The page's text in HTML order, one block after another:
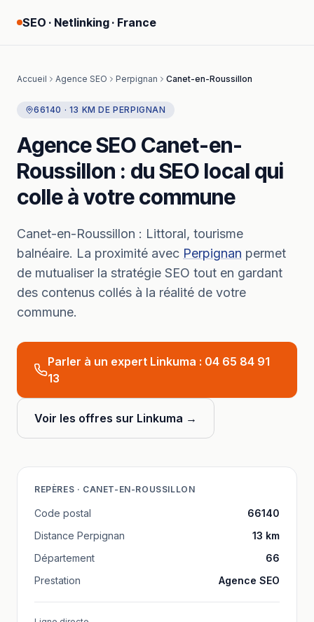
SEO · Netlinking · France
Accueil Agence SEO Perpignan Canet-en-Roussillon
66140 · 13 KMDEPERPIGNAN
Agence SEO Canet-en-
Roussillon : du SEO local qui
colle à votre commune
Canet-en-Roussillon : Littoral, tourisme
balnéaire. La proximité avec Perpignan permet
de mutualiser la stratégie SEO tout en gardant
des contenus collés à la réalité de votre
commune.
Parler à un expert Linkuma : 04 65 84 91
13
Voir les offres sur Linkuma →
REPÈRES · CANET-EN-ROUSSILLON
Code postal
66140
Distance Perpignan 13 km
Département
66
Prestation
Agence SEO